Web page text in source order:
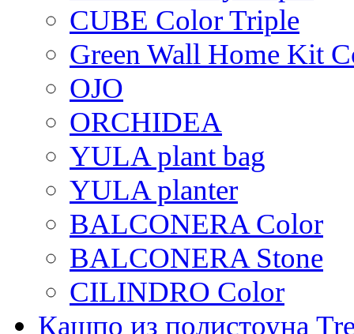
CUBE Color Triple
Green Wall Home Kit
OJO
ORCHIDEA
YULA plant bag
YULA planter
BALCONERA Color
BALCONERA Stone
CILINDRO Color
Кашпо из полистоуна